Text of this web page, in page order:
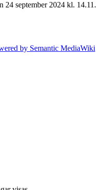
24 september 2024 kl. 14.11.
by Semantic MediaWiki